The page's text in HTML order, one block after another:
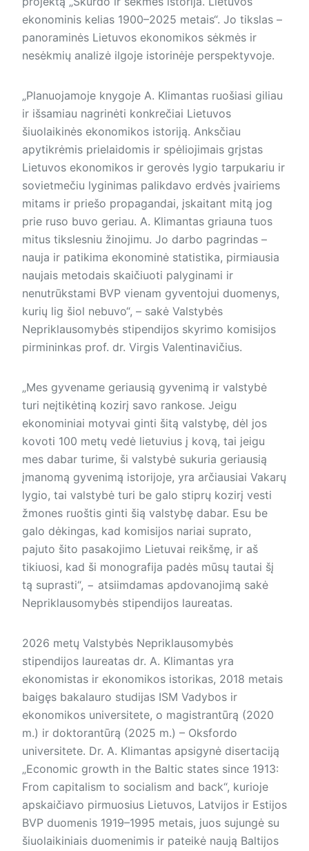
ekonominis kelias 1900–2025 metais“. Jo tikslas –
panoraminės Lietuvos ekonomikos sėkmės ir
nesėkmių analizė ilgoje istorinėje perspektyvoje.
„Planuojamoje knygoje A. Klimantas ruošiasi giliau
ir išsamiau nagrinėti konkrečiai Lietuvos
šiuolaikinės ekonomikos istoriją. Anksčiau
apytikrėmis prielaidomis ir spėliojimais grįstas
Lietuvos ekonomikos ir gerovės lygio tarpukariu ir
sovietmečiu lyginimas palikdavo erdvės įvairiems
mitams ir priešo propagandai, įskaitant mitą jog
prie ruso buvo geriau. A. Klimantas griauna tuos
mitus tikslesniu žinojimu. Jo darbo pagrindas –
nauja ir patikima ekonominė statistika, pirmiausia
naujais metodais skaičiuoti palyginami ir
nenutrūkstami BVP vienam gyventojui duomenys,
kurių lig šiol nebuvo“, – sakė Valstybės
Nepriklausomybės stipendijos skyrimo komisijos
pirmininkas prof. dr. Virgis Valentinavičius.
„Mes gyvename geriausią gyvenimą ir valstybė
turi neįtikėtiną kozirį savo rankose. Jeigu
ekonominiai motyvai ginti šitą valstybę, dėl jos
kovoti 100 metų vedė lietuvius į kovą, tai jeigu
mes dabar turime, ši valstybė sukuria geriausią
įmanomą gyvenimą istorijoje, yra arčiausiai Vakarų
lygio, tai valstybė turi be galo stiprų kozirį vesti
žmones ruoštis ginti šią valstybę dabar. Esu be
galo dėkingas, kad komisijos nariai suprato,
pajuto šito pasakojimo Lietuvai reikšmę, ir aš
tikiuosi, kad ši monografija padės mūsų tautai šį
tą suprasti“, − atsiimdamas apdovanojimą sakė
Nepriklausomybės stipendijos laureatas.
2026 metų Valstybės Nepriklausomybės
stipendijos laureatas dr. A. Klimantas yra
ekonomistas ir ekonomikos istorikas, 2018 metais
baigęs bakalauro studijas ISM Vadybos ir
ekonomikos universitete, o magistrantūrą (2020
m.) ir doktorantūrą (2025 m.) – Oksfordo
universitete. Dr. A. Klimantas apsigynė disertaciją
„Economic growth in the Baltic states since 1913:
From capitalism to socialism and back“, kurioje
apskaičiavo pirmuosius Lietuvos, Latvijos ir Estijos
BVP duomenis 1919–­1995 metais, juos sujungė su
šiuolaikiniais duomenimis ir pateikė naują Baltijos